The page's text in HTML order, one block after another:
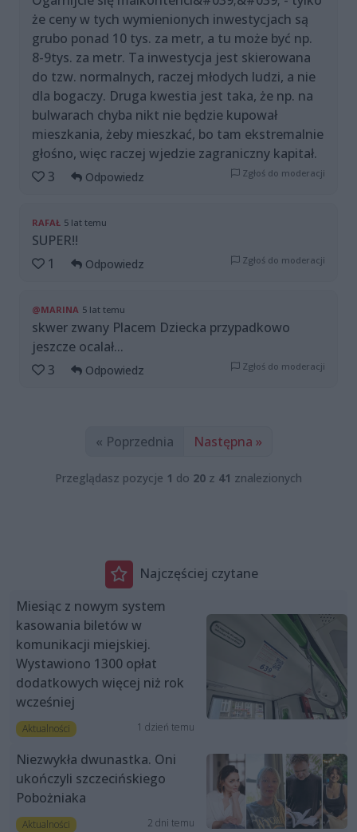
że ceny w tych wymienionych inwestycjach są
grubo ponad 10 tys. za metr, a tu może być np.
8-9tys. za metr. Ta inwestycja jest skierowana
do tzw. normalnych, raczej młodych ludzi, a nie
dla bogaczy. Druga kwestia jest taka, że np. na
bulwarach chyba nikt nie będzie kupował
mieszkania, żeby mieszkać, bo tam ekstremalnie
głośno, więc raczej wjedzie zagraniczny kapitał.
3
Odpowiedz Zgłoś do moderacji
RAFAŁ 5 lat temu
SUPER!!
1
Odpowiedz Zgłoś do moderacji
@MARINA 5 lat temu
skwer zwany Placem Dziecka przypadkowo
jeszcze ocalał...
3
Odpowiedz Zgłoś do moderacji
« Poprzednia Następna »
Przeglądasz pozycje 1 do 20 z 41 znalezionych
Najczęściej czytane
Miesiąc z nowym system
kasowania biletów w
komunikacji miejskiej.
Wystawiono 1300 opłat
dodatkowych więcej niż rok
wcześniej
Aktualności 1 dzień temu
Niezwykła dwunastka. Oni
ukończyli szczecińskiego
Pobożniaka
Aktualności 2 dni temu